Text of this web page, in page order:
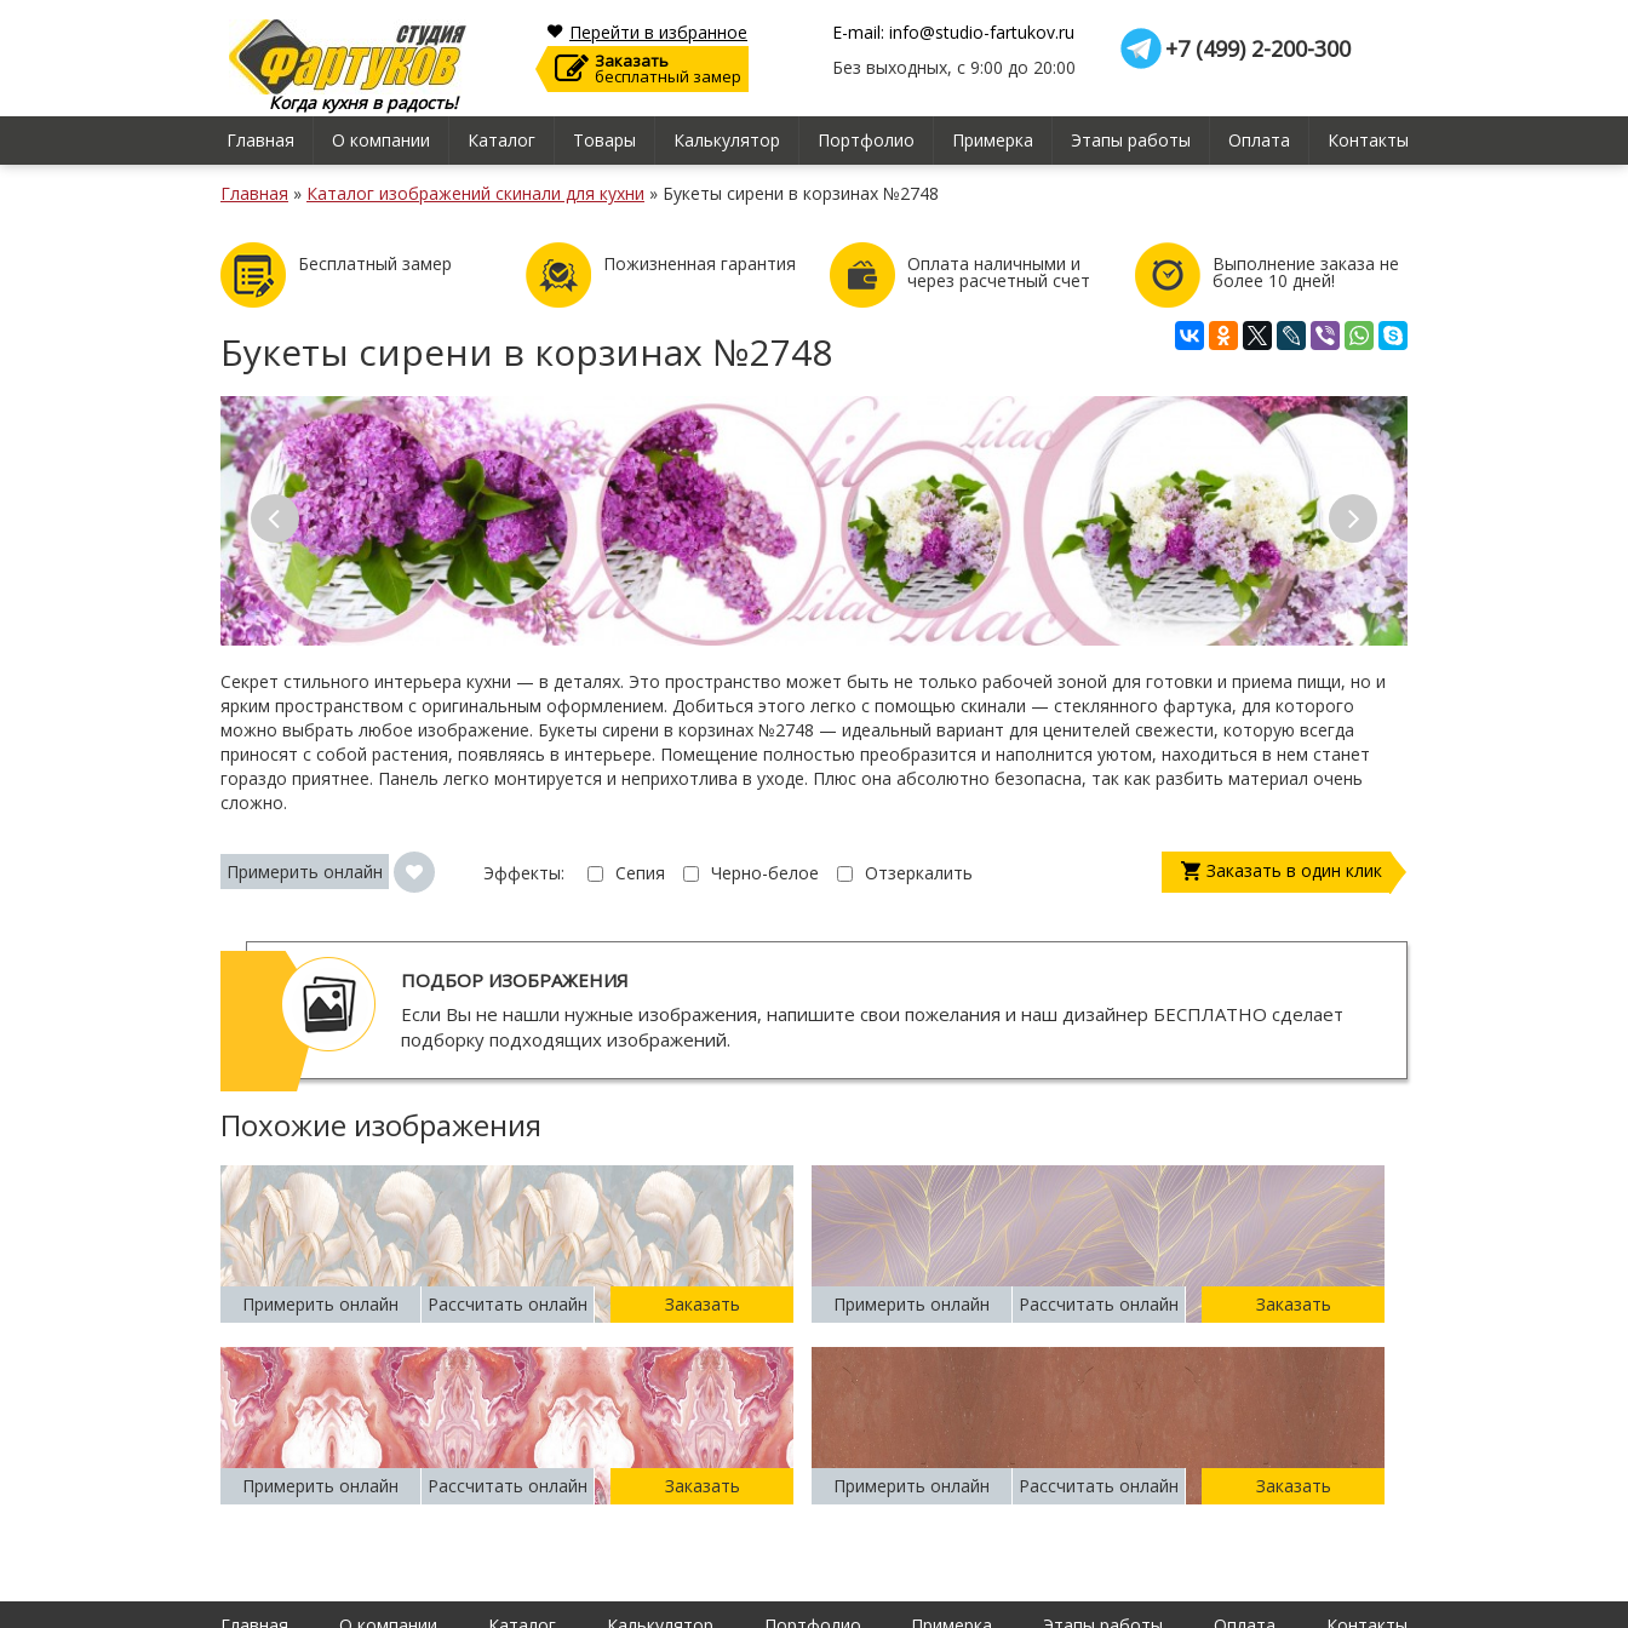
Когда кухня в радость!
Перейти в избранное
Заказать
бесплатный замер
E-mail: info@studio-fartukov.ru
Без выходных, с 9:00 до 20:00
+7 (499) 2-200-300
Главная О компании Каталог Товары Калькулятор Портфолио Примерка Этапы работы Оплата Контакты
Главная » Каталог изображений скинали для кухни » Букеты сирени в корзинах №2748
Бесплатный замер Пожизненная гарантия Оплата наличными и
через расчетный счет
Выполнение заказа не
более 10 дней!
Букеты сирени в корзинах №2748
Секрет стильного интерьера кухни — в деталях. Это пространство может быть не только рабочей зоной для готовки и приема пищи, но и
ярким пространством с оригинальным оформлением. Добиться этого легко с помощью скинали — стеклянного фартука, для которого
можно выбрать любое изображение. Букеты сирени в корзинах №2748 — идеальный вариант для ценителей свежести, которую всегда
приносят с собой растения, появляясь в интерьере. Помещение полностью преобразится и наполнится уютом, находиться в нем станет
гораздо приятнее. Панель легко монтируется и неприхотлива в уходе. Плюс она абсолютно безопасна, так как разбить материал очень
сложно.
Заказать в один клик
Примерить онлайн Эффекты: Сепия Черно-белое Отзеркалить
ПОДБОР ИЗОБРАЖЕНИЯ
Если Вы не нашли нужные изображения, напишите свои пожелания и наш дизайнер БЕСПЛАТНО сделает
подборку подходящих изображений.
Похожие изображения
Примерить онлайн Рассчитать онлайн Заказать Примерить онлайн Рассчитать онлайн Заказать
Примерить онлайн Рассчитать онлайн Заказать Примерить онлайн Рассчитать онлайн Заказать